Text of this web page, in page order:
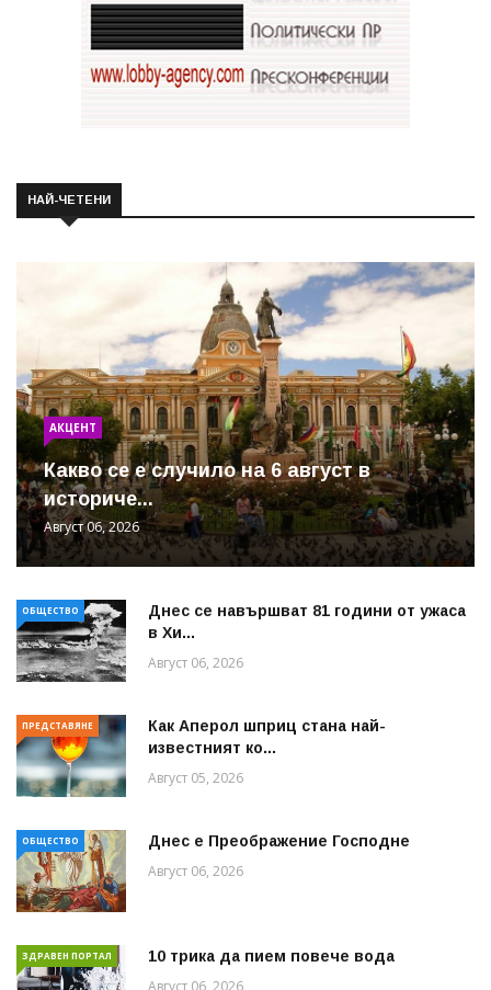
НАЙ-ЧЕТЕНИ
АКЦЕНТ
Какво се е случило на 6 август в
историче...
Август 06, 2026
ОБЩЕСТВО
Днес се навършват 81 години от ужаса
в Хи...
Август 06, 2026
ПРЕДСТАВЯНЕ
Как Аперол шприц стана най-
известният ко...
Август 05, 2026
ОБЩЕСТВО Днес е Преображение Господне
Август 06, 2026
ЗДРАВЕН ПОРТАЛ 10 трика да пием повече вода
Август 06, 2026